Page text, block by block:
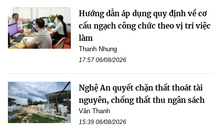
Hướng dẫn áp dụng quy định về cơ
cấu ngạch công chức theo vị trí việc
làm
Thanh Nhung
17:57 06/08/2026
Nghệ An quyết chặn thất thoát tài
nguyên, chống thất thu ngân sách
Văn Thanh
15:39 06/08/2026